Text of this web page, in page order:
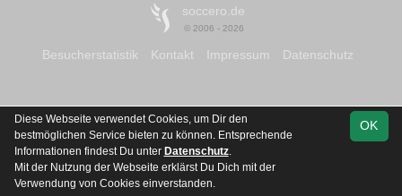
soccero.de
© 2006 - 2026
Besucherstatistik Kontakt Impressum Datenschutz
OK
Diese Webseite verwendet Cookies, um Dir den
bestmöglichen Service bieten zu können. Entsprechende
Informationen findest Du unter Datenschutz.
Mit der Nutzung der Webseite erklärst Du Dich mit der
Verwendung von Cookies einverstanden.